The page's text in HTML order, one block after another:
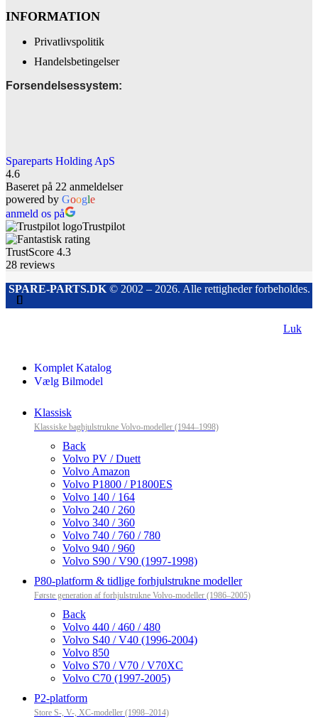
INFORMATION
Privatlivspolitik
Handelsbetingelser
Forsendelsessystem:
Spareparts Holding ApS
4.6
Baseret på 22 anmeldelser
powered by Google
anmeld os på
Trustpilot
TrustScore 4.3
28 reviews
SPARE-PARTS.DK© 2002 – 2026. Alle rettigheder forbeholdes.
Luk
Komplet Katalog
Vælg Bilmodel
Klassisk
Klassiske baghjulstrukne Volvo-modeller (1944–1998)
Back
Volvo PV / Duett
Volvo Amazon
Volvo P1800 / P1800ES
Volvo 140 / 164
Volvo 240 / 260
Volvo 340 / 360
Volvo 740 / 760 / 780
Volvo 940 / 960
Volvo S90 / V90 (1997-1998)
P80-platform & tidlige forhjulstrukne modeller
Første generation af forhjulstrukne Volvo-modeller (1986–2005)
Back
Volvo 440 / 460 / 480
Volvo S40 / V40 (1996-2004)
Volvo 850
Volvo S70 / V70 / V70XC
Volvo C70 (1997-2005)
P2-platform
Store S-, V-, XC-modeller (1998–2014)